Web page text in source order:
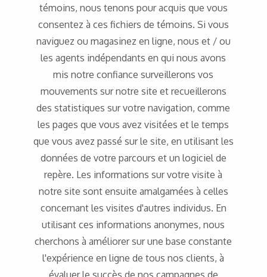
témoins, nous tenons pour acquis que vous
consentez à ces fichiers de témoins. Si vous
naviguez ou magasinez en ligne, nous et / ou
les agents indépendants en qui nous avons
mis notre confiance surveillerons vos
mouvements sur notre site et recueillerons
des statistiques sur votre navigation, comme
les pages que vous avez visitées et le temps
que vous avez passé sur le site, en utilisant les
données de votre parcours et un logiciel de
repère. Les informations sur votre visite à
notre site sont ensuite amalgamées à celles
concernant les visites d'autres individus. En
utilisant ces informations anonymes, nous
cherchons à améliorer sur une base constante
l'expérience en ligne de tous nos clients, à
évaluer le succès de nos campagnes de